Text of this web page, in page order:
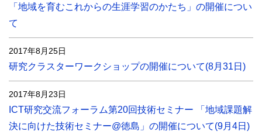
「地域を育むこれからの生涯学習のかたち」の開催につい
て
2017年8月25日
研究クラスターワークショップの開催について(8月31日)
2017年8月23日
ICT研究交流フォーラム第20回技術セミナー 「地域課題解
決に向けた技術セミナー@徳島」の開催について(9月4日)